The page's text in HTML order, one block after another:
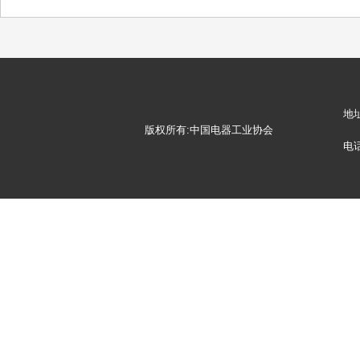
版权所有:中国电器工业协会
地
电